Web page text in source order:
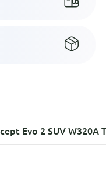
Evo 2 SUV W320A